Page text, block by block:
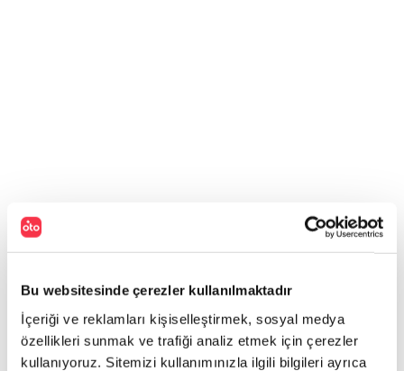
Bu websitesinde çerezler kullanılmaktadır
İçeriği ve reklamları kişiselleştirmek, sosyal medya
özellikleri sunmak ve trafiği analiz etmek için çerezler
kullanıyoruz. Sitemizi kullanımınızla ilgili bilgileri ayrıca